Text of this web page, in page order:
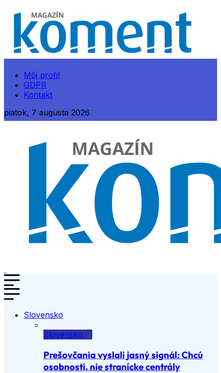
Môj profil
GDPR
Kontakt
piatok, 7 augusta 2026
Slovensko
Slovensko
Prešovčania vyslali jasný signál: Chcú
osobnosti, nie stranícke centrály